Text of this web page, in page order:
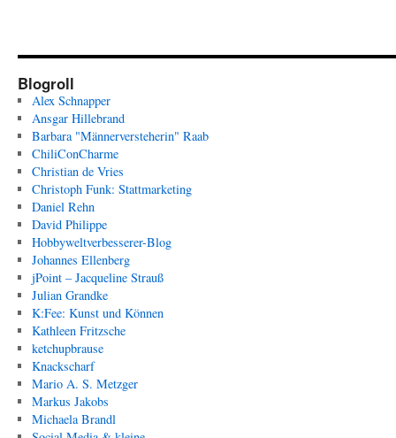
Blogroll
Alex Schnapper
Ansgar Hillebrand
Barbara "Männerversteherin" Raab
ChiliConCharme
Christian de Vries
Christoph Funk: Stattmarketing
Daniel Rehn
David Philippe
Hobbyweltverbesserer-Blog
Johannes Ellenberg
jPoint – Jacqueline Strauß
Julian Grandke
K:Fee: Kunst und Können
Kathleen Fritzsche
ketchupbrause
Knackscharf
Mario A. S. Metzger
Markus Jakobs
Michaela Brandl